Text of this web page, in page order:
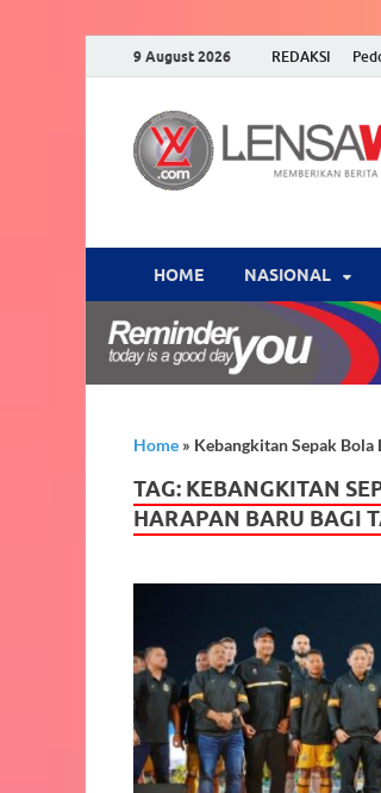
9 August 2026 REDAKSI
HOME NASIONAL
Home » Kebangkitan Sepak Bola
TAG: KEBANGKITAN
HARAPAN BARU BAGI